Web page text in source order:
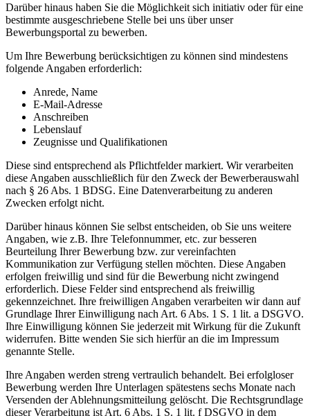
Darüber hinaus haben Sie die Möglichkeit sich initiativ oder für eine
bestimmte ausgeschriebene Stelle bei uns über unser
Bewerbungsportal zu bewerben.
Um Ihre Bewerbung berücksichtigen zu können sind mindestens
folgende Angaben erforderlich:
Anrede, Name
E-Mail-Adresse
Anschreiben
Lebenslauf
Zeugnisse und Qualifikationen
Diese sind entsprechend als Pflichtfelder markiert. Wir verarbeiten
diese Angaben ausschließlich für den Zweck der Bewerberauswahl
nach § 26 Abs. 1 BDSG. Eine Datenverarbeitung zu anderen
Zwecken erfolgt nicht.
Darüber hinaus können Sie selbst entscheiden, ob Sie uns weitere
Angaben, wie z.B. Ihre Telefonnummer, etc. zur besseren
Beurteilung Ihrer Bewerbung bzw. zur vereinfachten
Kommunikation zur Verfügung stellen möchten. Diese Angaben
erfolgen freiwillig und sind für die Bewerbung nicht zwingend
erforderlich. Diese Felder sind entsprechend als freiwillig
gekennzeichnet. Ihre freiwilligen Angaben verarbeiten wir dann auf
Grundlage Ihrer Einwilligung nach Art. 6 Abs. 1 S. 1 lit. a DSGVO.
Ihre Einwilligung können Sie jederzeit mit Wirkung für die Zukunft
widerrufen. Bitte wenden Sie sich hierfür an die im Impressum
genannte Stelle.
Ihre Angaben werden streng vertraulich behandelt. Bei erfolgloser
Bewerbung werden Ihre Unterlagen spätestens sechs Monate nach
Versenden der Ablehnungsmitteilung gelöscht. Die Rechtsgrundlage
dieser Verarbeitung ist Art. 6 Abs. 1 S. 1 lit. f DSGVO in dem